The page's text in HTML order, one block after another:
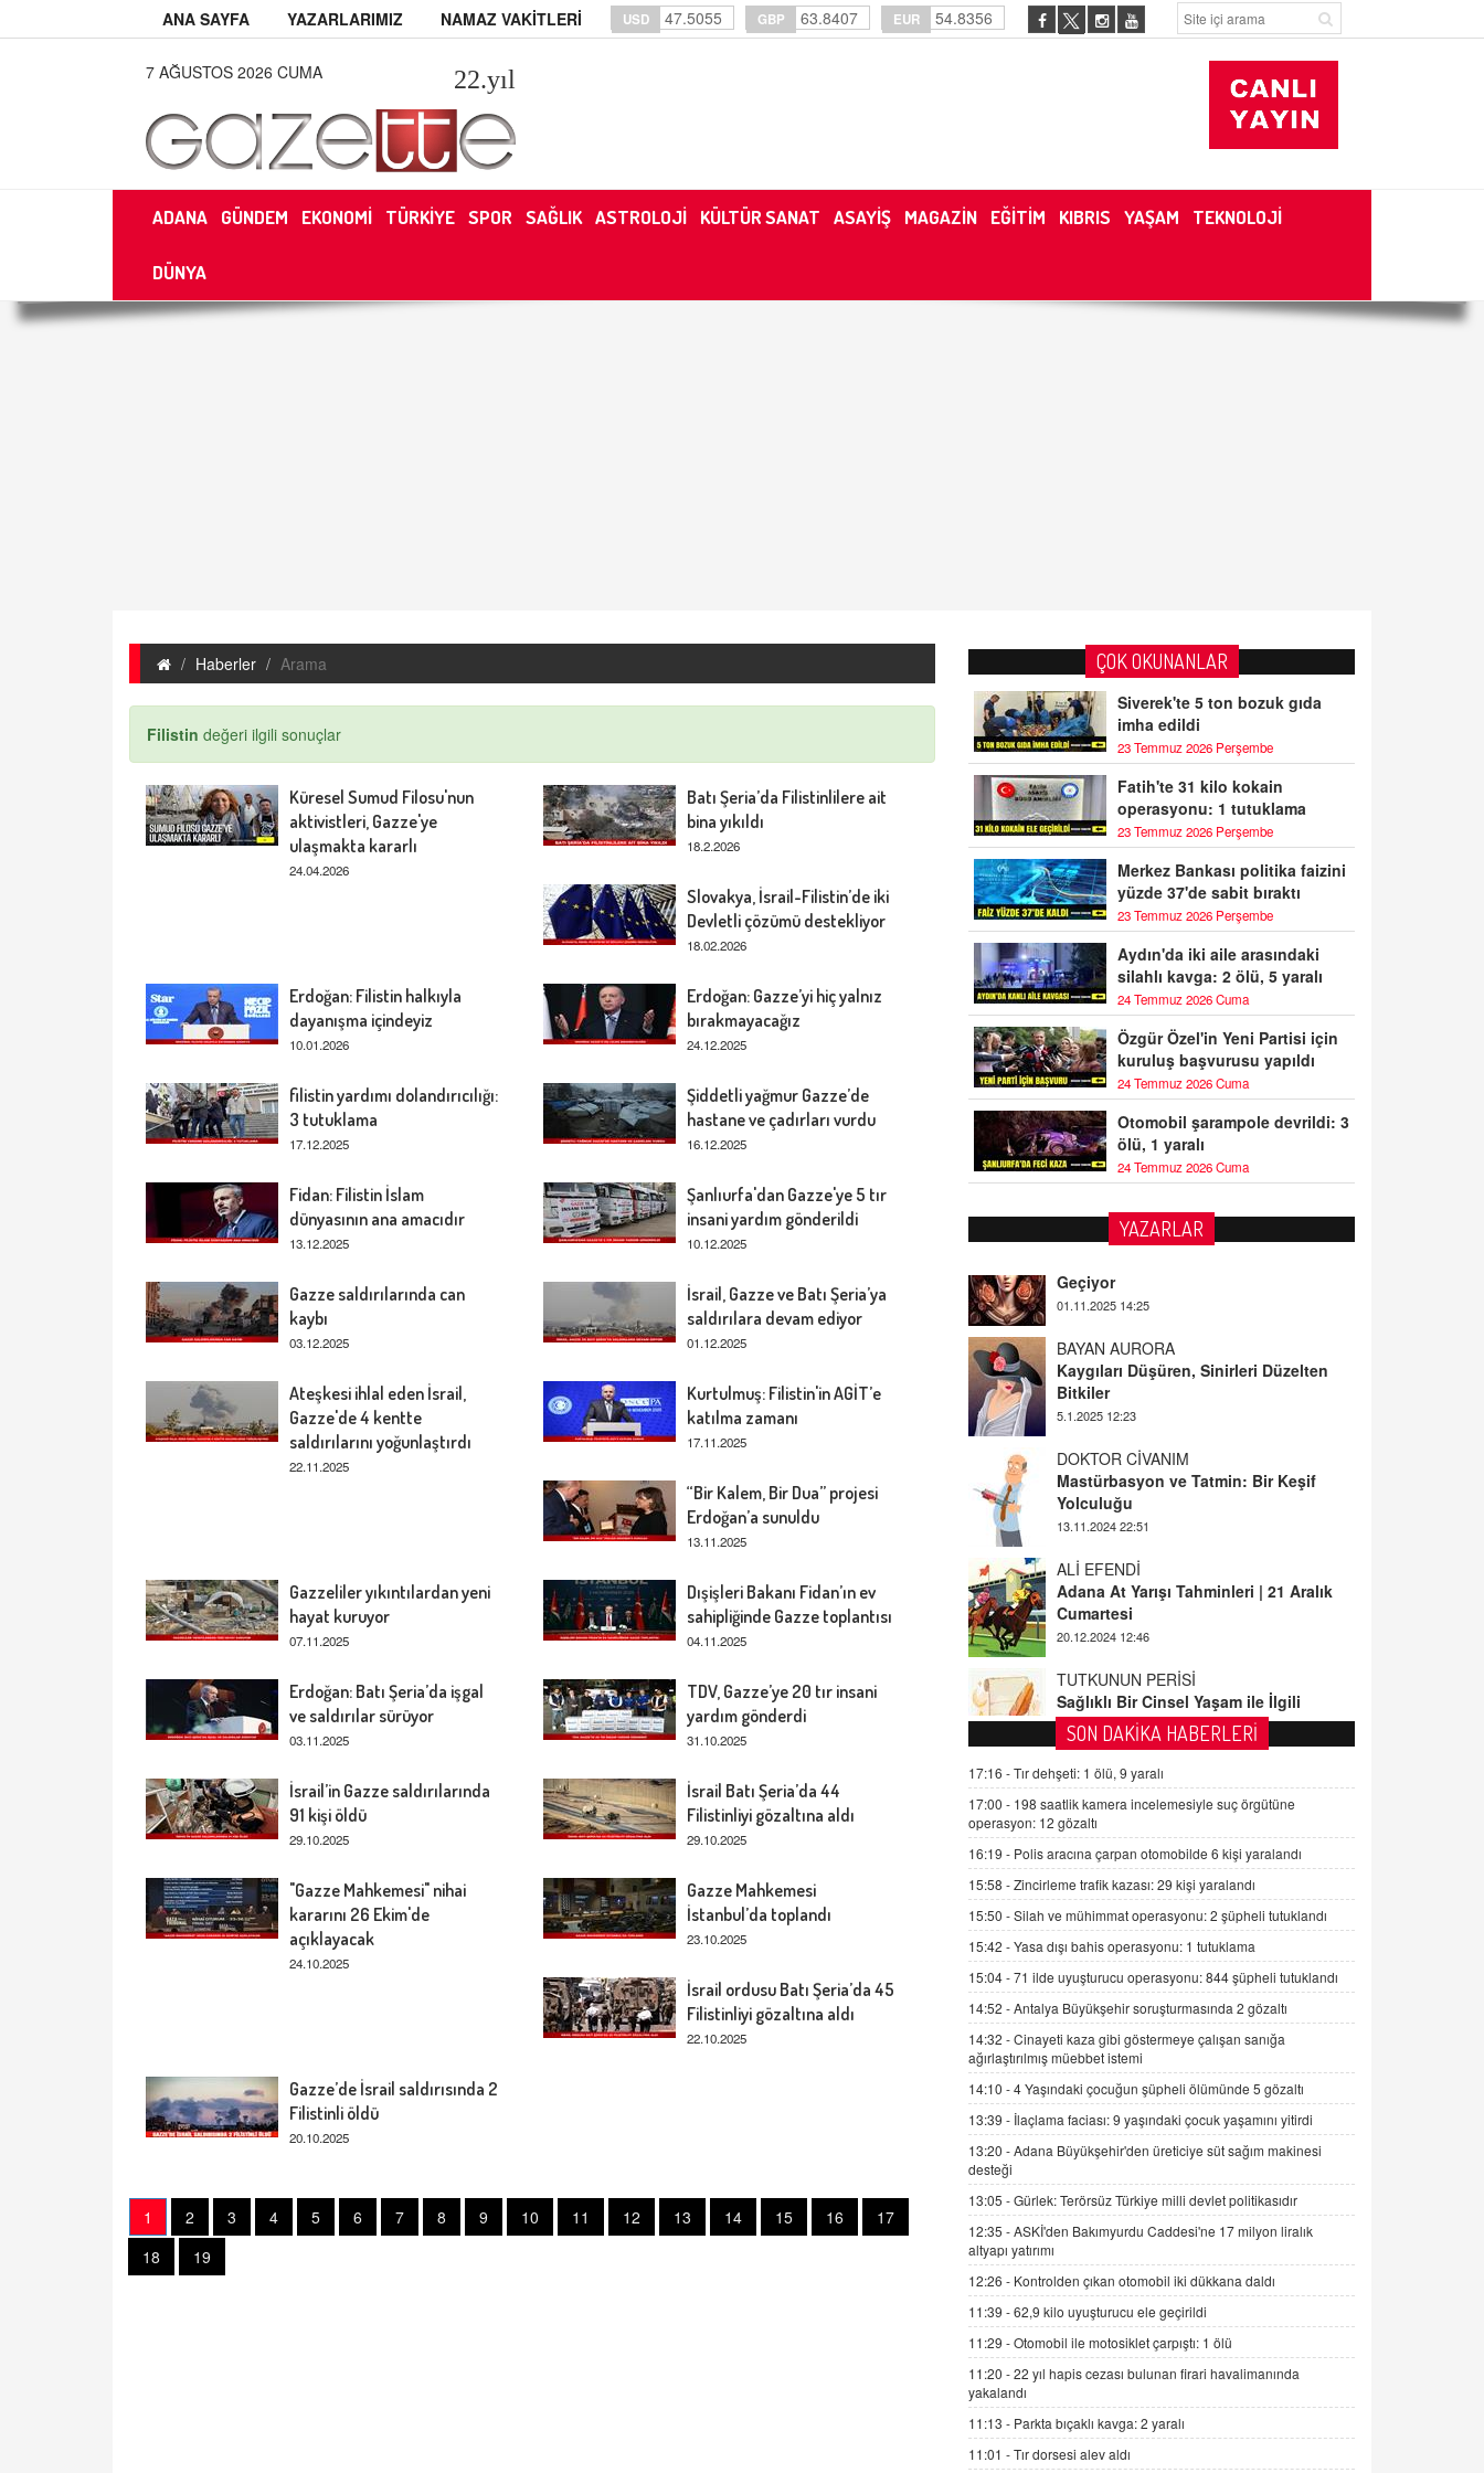
ANA SAYFA YAZARLARIMIZ NAMAZ VAKİTLERİ USD 47.5055 GBP 63.8407 EUR 54.8356
7 AĞUSTOS 2026 CUMA 22.yıl
ADANA GÜNDEM EKONOMİ TÜRKİYE SPOR SAĞLIK ASTROLOJİ KÜLTÜR SANAT ASAYİŞ MAGAZİN EĞİTİM KIBRIS YAŞAM TEKNOLOJİ
DÜNYA
Haberler Arama
Filistin değeri ilgili sonuçlar
Küresel Sumud Filosu'nun
aktivistleri, Gazze'ye
ulaşmakta kararlı
24.04.2026
Batı Şeria’da Filistinlilere ait
bina yıkıldı
18.2.2026
Slovakya, İsrail-Filistin’de iki
Devletli çözümü destekliyor
18.02.2026
Erdoğan: Filistin halkıyla
dayanışma içindeyiz
10.01.2026
Erdoğan: Gazze’yi hiç yalnız
bırakmayacağız
24.12.2025
filistin yardımı dolandırıcılığı:
3 tutuklama
17.12.2025
Şiddetli yağmur Gazze’de
hastane ve çadırları vurdu
16.12.2025
Fidan: Filistin İslam
dünyasının ana amacıdır
13.12.2025
Şanlıurfa'dan Gazze'ye 5 tır
insani yardım gönderildi
10.12.2025
Gazze saldırılarında can
kaybı
03.12.2025
İsrail, Gazze ve Batı Şeria’ya
saldırılara devam ediyor
01.12.2025
Ateşkesi ihlal eden İsrail,
Gazze'de 4 kentte
saldırılarını yoğunlaştırdı
22.11.2025
Kurtulmuş: Filistin'in AGİT’e
katılma zamanı
17.11.2025
“Bir Kalem, Bir Dua” projesi
Erdoğan’a sunuldu
13.11.2025
Gazzeliler yıkıntılardan yeni
hayat kuruyor
07.11.2025
Dışişleri Bakanı Fidan’ın ev
sahipliğinde Gazze toplantısı
04.11.2025
Erdoğan: Batı Şeria’da işgal
ve saldırılar sürüyor
03.11.2025
TDV, Gazze’ye 20 tır insani
yardım gönderdi
31.10.2025
İsrail’in Gazze saldırılarında
91 kişi öldü
29.10.2025
İsrail Batı Şeria’da 44
Filistinliyi gözaltına aldı
29.10.2025
"Gazze Mahkemesi" nihai
kararını 26 Ekim'de
açıklayacak
24.10.2025
Gazze Mahkemesi
İstanbul’da toplandı
23.10.2025
İsrail ordusu Batı Şeria’da 45
Filistinliyi gözaltına aldı
22.10.2025
Gazze’de İsrail saldırısında 2
Filistinli öldü
20.10.2025
1 2 3 4 5 6 7 8 9 10 11 12 13 14 15 16
17
18
19
ÇOK OKUNANLAR
Siverek'te 5 ton bozuk gıda
imha edildi
23 Temmuz 2026 Perşembe
Fatih'te 31 kilo kokain
operasyonu: 1 tutuklama
23 Temmuz 2026 Perşembe
Merkez Bankası politika faizini
yüzde 37'de sabit bıraktı
23 Temmuz 2026 Perşembe
Aydın'da iki aile arasındaki
silahlı kavga: 2 ölü, 5 yaralı
24 Temmuz 2026 Cuma
Özgür Özel'in Yeni Partisi için
kuruluş başvurusu yapıldı
24 Temmuz 2026 Cuma
Otomobil şarampole devrildi: 3
ölü, 1 yaralı
24 Temmuz 2026 Cuma
YAZARLAR
BAYAN AURORA
Kaygıları Düşüren, Sinirleri Düzelten
5.1.2025 12:23
DOKTOR CİVANIM
Mastürbasyon ve Tatmin: Bir Keşif
13.11.2024 22:51
ALİ EFENDİ
Adana At Yarışı Tahminleri | 21 Aralık
20.12.2024 12:46
TUTKUNUN PERİSİ
Sağlıklı Bir Cinsel Yaşam ile İlgili
08.11.2024 13:16
FARUK ÖNALAN
Tezkere Onaylanmasaydı…
2 Kasım 2021 Salı 00:11
AV. DOĞAN CAN DOĞAN
Kişisel verilerin korunması ve dijital
hukukun gelişimi
15.09.2025 16:17
SEHER EREK
Kış Ayları Geldi, Hangi Önlemler
Alınmalı?
9.12.2025 10:11
İNCİ GÜL AKÖL
Trump Keşke Adana'yı da Ziyaret Etse...
06.07.2026 13:00
Esed Destekçilerinin Yüzüne Vurulan
Şamar: Sednaya
11.12.2024 12:30
DR. EKREM ASLAN
Gerçek Ne, Algı Ne? "Beraber
Yürüyoruz" Cümlesinin Peşinden
19.07.2025 12:45
Şifacının Yolu
04.11.2025 12:56
SON DAKİKA HABERLERİ
17:16 -Tır dehşeti: 1 ölü, 9 yaralı
17:00 - 198 saatlik kamera incelemesiyle suç örgütüne
operasyon: 12 gözaltı
16:19 - Polis aracına çarpan otomobilde 6 kişi yaralandı
15:58 -Zincirleme trafik kazası: 29 kişi yaralandı
15:50 -Silah ve mühimmat operasyonu: 2 şüpheli tutuklandı
15:42 -Yasa dışı bahis operasyonu: 1 tutuklama
15:04 -71 ilde uyuşturucu operasyonu: 844 şüpheli tutuklandı
14:52 -Antalya Büyükşehir soruşturmasında 2 gözaltı
14:32 -Cinayeti kaza gibi göstermeye çalışan sanığa
ağırlaştırılmış müebbet istemi
14:10 -4 Yaşındaki çocuğun şüpheli ölümünde 5 gözaltı
13:39 - İlaçlama faciası: 9 yaşındaki çocuk yaşamını yitirdi
13:20 -Adana Büyükşehir'den üreticiye süt sağım makinesi
desteği
13:05 -Gürlek: Terörsüz Türkiye milli devlet politikasıdır
12:35 -ASKİ'den Bakımyurdu Caddesi'ne 17 milyon liralık
altyapı yatırımı
12:26 - Kontrolden çıkan otomobil iki dükkana daldı
11:39 -62,9 kilo uyuşturucu ele geçirildi
11:29 -Otomobil ile motosiklet çarpıştı: 1 ölü
11:20 -22 yıl hapis cezası bulunan firari havalimanında
yakalandı
11:13 - Parkta bıçaklı kavga: 2 yaralı
11:01 -Tır dorsesi alev aldı